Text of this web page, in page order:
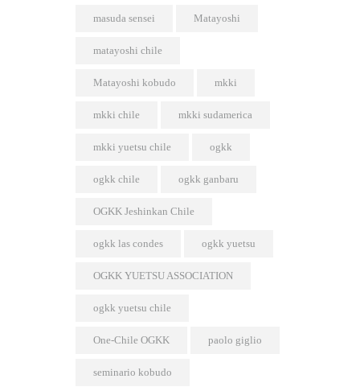
masuda sensei Matayoshi
matayoshi chile
Matayoshi kobudo mkki
mkki chile mkki sudamerica
mkki yuetsu chile ogkk
ogkk chile ogkk ganbaru
OGKK Jeshinkan Chile
ogkk las condes ogkk yuetsu
OGKK YUETSU ASSOCIATION
ogkk yuetsu chile
One-Chile OGKK paolo giglio
seminario kobudo